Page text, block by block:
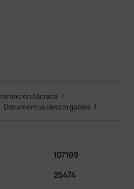
técnica |
Documentos descargables |
107199
25474